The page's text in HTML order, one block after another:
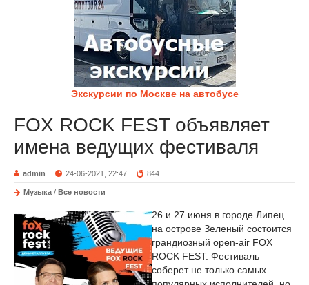
Экскурсии по Москве на автобусе
FOX ROCK FEST объявляет
имена ведущих фестиваля
admin 24-06-2021, 22:47 844
Музыка / Все новости
26 и 27 июня в городе Липец
на острове Зеленый состоится
грандиозный open-air FOX
ROCK FEST. Фестиваль
соберет не только самых